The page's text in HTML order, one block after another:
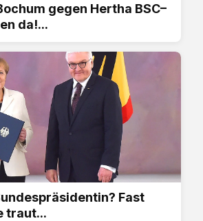
gegen Hertha BSC–
da!...
Fast
traut...